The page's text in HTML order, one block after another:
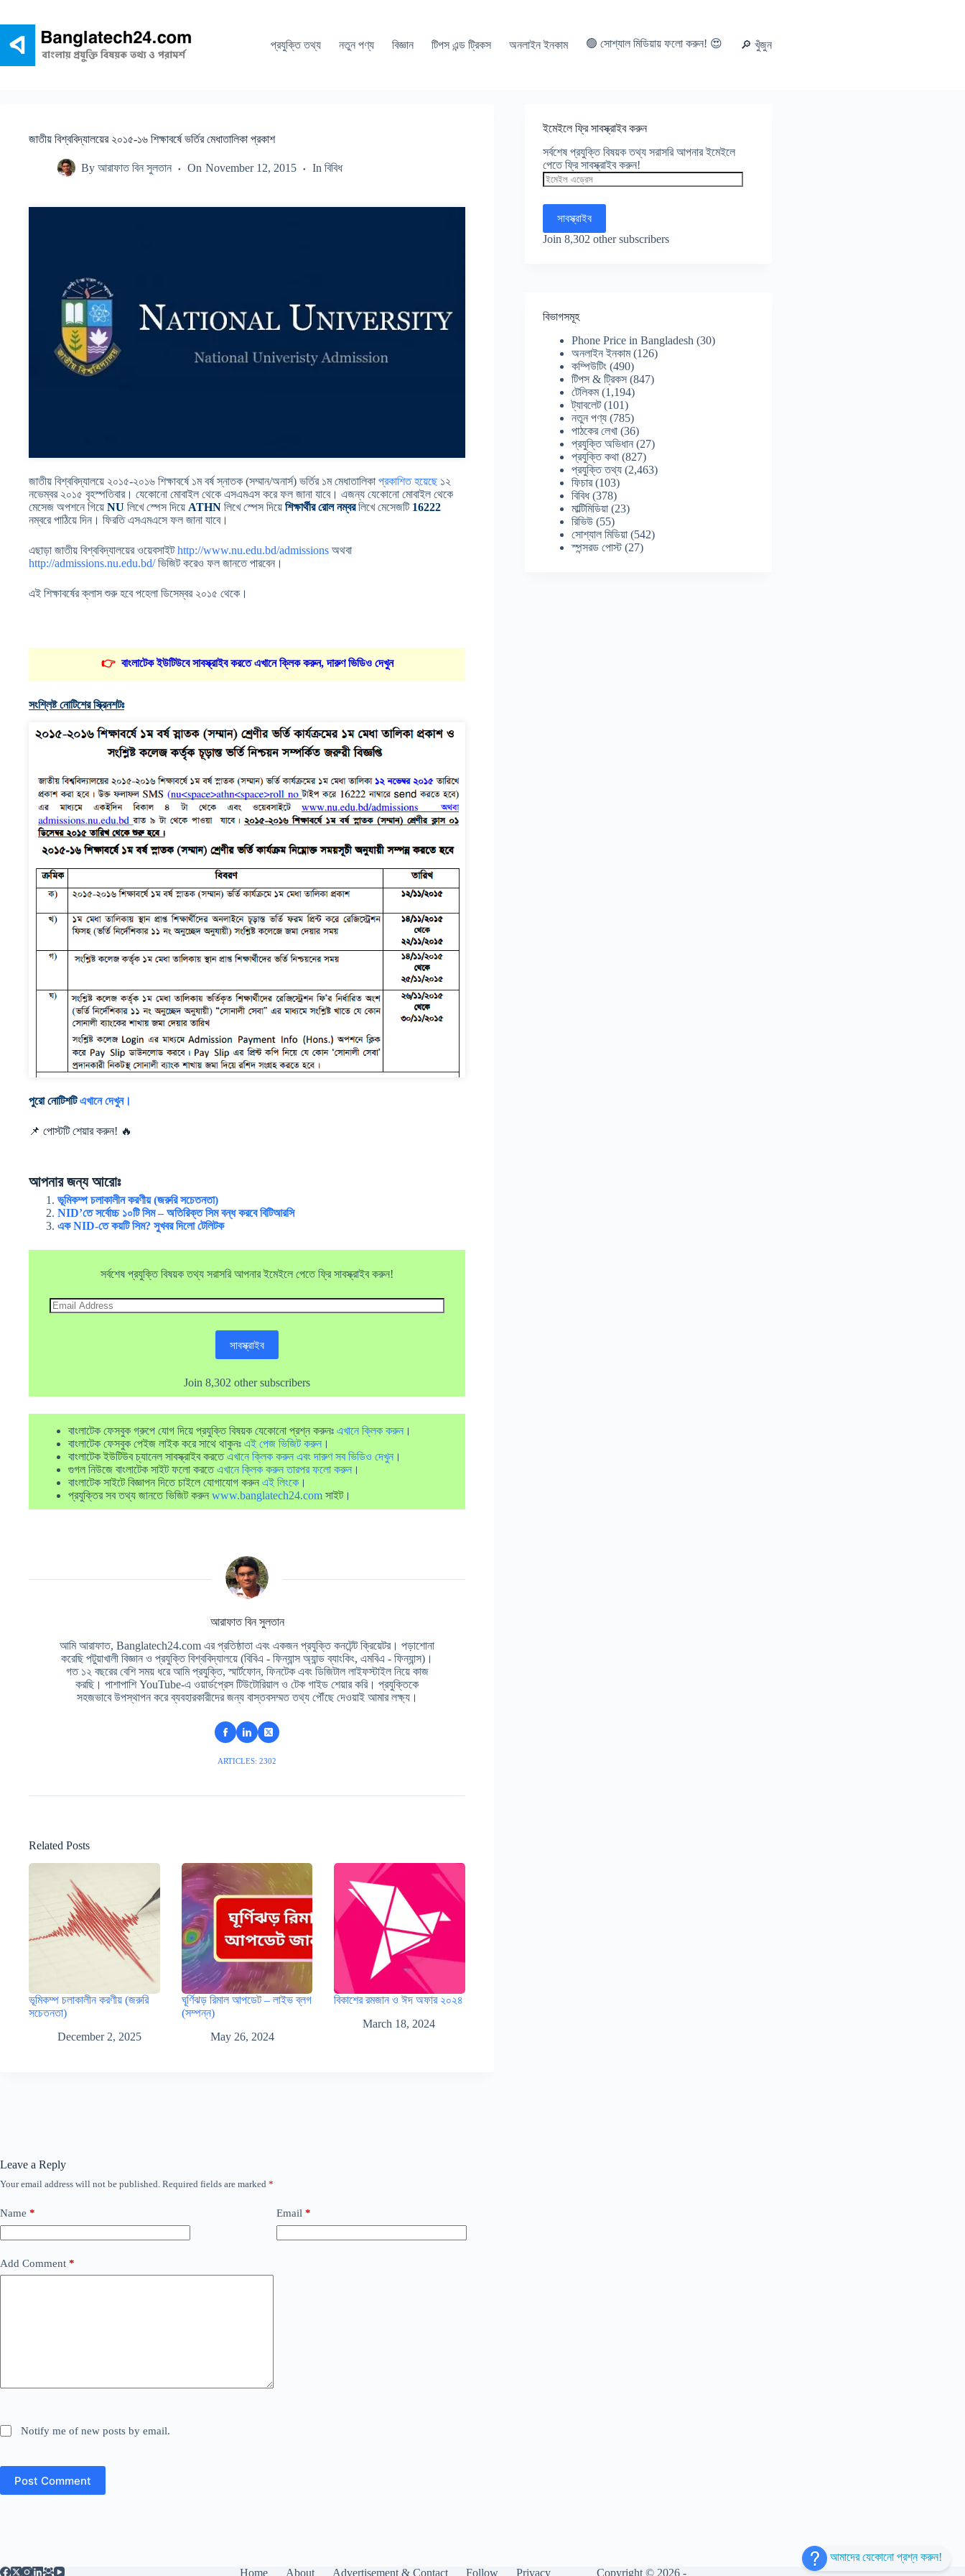
প্রযুক্তি তথ্য
নতুন পণ্য বিজ্ঞান টিপস এন্ড ট্রিকস অনলাইন ইনকাম 🟢 সোশ্যাল মিডিয়ায় ফলো করুন! 😍 🔎 খুঁজুন
জাতীয় বিশ্ববিদ্যালয়ের ২০১৫-১৬ শিক্ষাবর্ষে ভর্তির মেধাতালিকা প্রকাশ
By আরাফাত বিন সুলতান On November 12, 2015 In বিবিধ
জাতীয় বিশ্ববিদ্যালয়ে ২০১৫-২০১৬ শিক্ষাবর্ষে ১ম বর্ষ স্নাতক (সম্মান/অনার্স) ভর্তির ১ম মেধাতালিকা প্রকাশিতহয়েছে১২
নভেম্বর ২০১৫ বৃহস্পতিবার। যেকোনো মোবাইল থেকে এসএমএস করে ফল জানা যাবে। এজন্য যেকোনো মোবাইল থেকে
মেসেজ অপশনে গিয়ে NU লিখে স্পেস দিয়ে ATHN লিখে স্পেস দিয়ে শিক্ষার্থীর রোল নম্বরলিখে মেসেজটি 16222
নম্বরে পাঠিয়ে দিন। ফিরতি এসএমএসে ফল জানা যাবে।
এছাড়া জাতীয় বিশ্ববিদ্যালয়ের ওয়েবসাইটhttp://www.nu.edu.bd/admissions অথবা
http://admissions.nu.edu.bd/ভিজিট করেও ফল জানতে পারবেন।
এই শিক্ষাবর্ষের ক্লাস শুরু হবে পহেলা ডিসেম্বর ২০১৫ থেকে।
👉 বাংলাটেক ইউটিউবে সাবস্ক্রাইব করতে এখানে ক্লিক করুন, দারুণ ভিডিও দেখুন
সংশ্লিষ্ট নোটিশের স্ক্রিনশটঃ
পুরো নোটিশটি এখানে দেখুন।
📌 পোস্টটি শেয়ার করুন! 🔥
আপনার জন্য আরোঃ
ভূমিকম্প চলাকালীন করণীয় (জরুরি সচেতনতা)
NID’তে সর্বোচ্চ ১০টি সিম – অতিরিক্ত সিম বন্ধ করবে বিটিআরসি
এক NID-তে কয়টি সিম? সুখবর দিলো টেলিটক
সর্বশেষ প্রযুক্তি বিষয়ক তথ্য সরাসরি আপনার ইমেইলে পেতে ফ্রি সাবস্ক্রাইব করুন!
Email
Address
সাবস্ক্রাইব
Join 8,302 other subscribers
বাংলাটেক ফেসবুক গ্রুপে যোগ দিয়ে প্রযুক্তি বিষয়ক যেকোনো প্রশ্ন করুনঃ এখানে ক্লিক করুন ।
বাংলাটেক ফেসবুক পেইজ লাইক করে সাথে থাকুনঃ এই পেজ ভিজিট করুন ।
বাংলাটেক ইউটিউব চ্যানেল সাবস্ক্রাইব করতেএখানে ক্লিক করুন এবং দারুণ সব ভিডিও দেখুন ।
গুগল নিউজে বাংলাটেক সাইট ফলো করতেএখানে ক্লিক করুন তারপর ফলো করুন ।
বাংলাটেক সাইটে বিজ্ঞাপন দিতে চাইলে যোগাযোগ করুন এই লিংকে ।
প্রযুক্তির সব তথ্য জানতে ভিজিট করুন www.banglatech24.com সাইট।
আরাফাত বিন সুলতান
আমি আরাফাত, Banglatech24.com এর প্রতিষ্ঠাতা এবং একজন প্রযুক্তি কনটেন্ট ক্রিয়েটর। পড়াশোনা
করেছি পটুয়াখালী বিজ্ঞান ও প্রযুক্তি বিশ্ববিদ্যালয়ে (বিবিএ - ফিন্যান্স অ্যান্ড ব্যাংকিং, এমবিএ - ফিন্যান্স)।
গত ১২ বছরের বেশি সময় ধরে আমি প্রযুক্তি, স্মার্টফোন, ফিনটেক এবং ডিজিটাল লাইফস্টাইল নিয়ে কাজ
করছি। পাশাপাশি YouTube-এ ওয়ার্ডপ্রেস টিউটোরিয়াল ও টেক গাইড শেয়ার করি। প্রযুক্তিকে
সহজভাবে উপস্থাপন করে ব্যবহারকারীদের জন্য বাস্তবসম্মত তথ্য পৌঁছে দেওয়াই আমার লক্ষ্য।
ARTICLES: 2302
Related Posts
ভূমিকম্প চলাকালীন করণীয় (জরুরি
সচেতনতা)
December 2, 2025
ঘূর্ণিঝড় রিমাল আপডেট – লাইভ ব্লগ
(সম্পন্ন)
May 26, 2024
বিকাশের রমজান ও ঈদ অফার ২০২৪
March 18, 2024
ইমেইলে ফ্রি সাবস্ক্রাইব করুন
সর্বশেষ প্রযুক্তি বিষয়ক তথ্য সরাসরি আপনার ইমেইলে
পেতে ফ্রি সাবস্ক্রাইব করুন!
ইমেইল
এড্রেস
সাবস্ক্রাইব
Join 8,302 other subscribers
বিভাগসমূহ
Phone Price in Bangladesh (30)
অনলাইন ইনকাম(126)
কম্পিউটিং (490)
টিপস & ট্রিকস (847)
টেলিকম(1,194)
ট্যাবলেট(101)
নতুন পণ্য (785)
পাঠকের লেখা (36)
প্রযুক্তি অভিধান (27)
প্রযুক্তি কথা (827)
প্রযুক্তি তথ্য (2,463)
ফিচার(103)
বিবিধ(378)
মাল্টিমিডিয়া (23)
রিভিউ (55)
সোশ্যাল মিডিয়া (542)
স্পন্সরড পোস্ট(27)
Leave a Reply
Your email address will not be published. Required fields are marked *
Name * Email *
Add Comment *
Notify me of new posts by email.
Post Comment
Home About Advertisement & Contact Follow Privacy Copyright © 2026 -
আমাদের যেকোনো প্রশ্ন করুন!